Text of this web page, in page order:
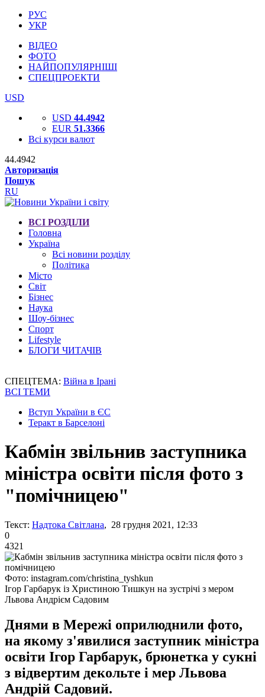
РУС
УКР
ВІДЕО
ФОТО
НАЙПОПУЛЯРНІШІ
СПЕЦПРОЕКТИ
USD
USD 44.4942
EUR 51.3366
Всі курси валют
44.4942
Авторизація
Пошук
RU
ВСІ РОЗДІЛИ
Головна
Україна
Всі новини розділу
Політика
Місто
Світ
Бізнес
Наука
Шоу-бізнес
Спорт
Lifestyle
БЛОГИ ЧИТАЧІВ
СПЕЦТЕМА: Війна в Ірані
ВСІ ТЕМИ
Вступ України в ЄС
Теракт в Барселоні
Кабмін звільнив заступника
міністра освіти після фото з
"помічницею"
Текст: Надтока Світлана, 28 грудня 2021, 12:33
0
4321
Фото: instagram.com/christina_tyshkun
Ігор Гарбарук із Христиною Тишкун на зустрічі з мером
Львова Андрієм Садовим
Днями в Мережі оприлюднили фото,
на якому з'явилися заступник міністра
освіти Ігор Гарбарук, брюнетка у сукні
з відвертим декольте і мер Львова
Андрій Садовий.